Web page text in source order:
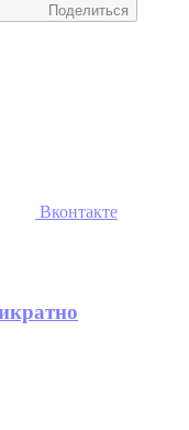
Поделиться
Вконтакте